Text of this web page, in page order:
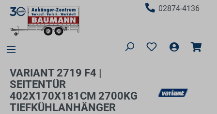
02874-4136
VARIANT 2719 F4 |
SEITENTÜR
402X170X181CM 2700KG
TIEFKÜHLANHÄNGER